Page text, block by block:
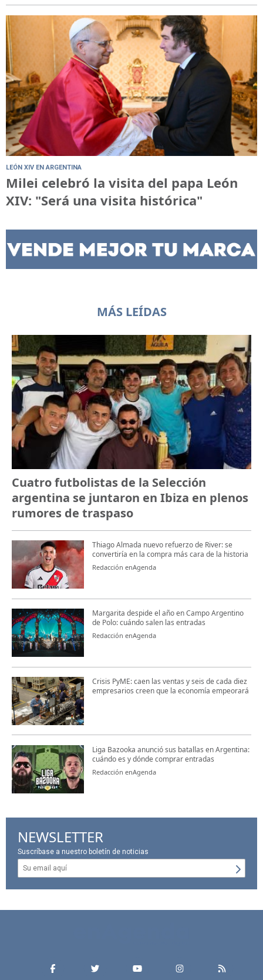
LEÓN XIV EN ARGENTINA
Milei celebró la visita del papa León
XIV: "Será una visita histórica"
MÁS LEÍDAS
Cuatro futbolistas de la Selección
argentina se juntaron en Ibiza en plenos
rumores de traspaso
Thiago Almada nuevo refuerzo de River: se
convertiría en la compra más cara de la historia
Redacción enAgenda
Margarita despide el año en Campo Argentino
de Polo: cuándo salen las entradas
Redacción enAgenda
Crisis PyME: caen las ventas y seis de cada diez
empresarios creen que la economía empeorará
Liga Bazooka anunció sus batallas en Argentina:
cuándo es y dónde comprar entradas
Redacción enAgenda
NEWSLETTER
Suscríbase a nuestro boletín de noticias